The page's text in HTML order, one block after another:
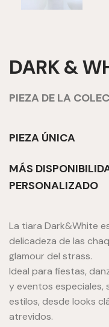
DARK &
PIEZA DE LA
PIEZA ÚNICA
MÁS
PERSONALIZADO
La tiara Dark&White
delicadeza de las
glamour del strass.
Ideal para fiestas,
y eventos especiales,
estilos, desde looks
atrevidos.